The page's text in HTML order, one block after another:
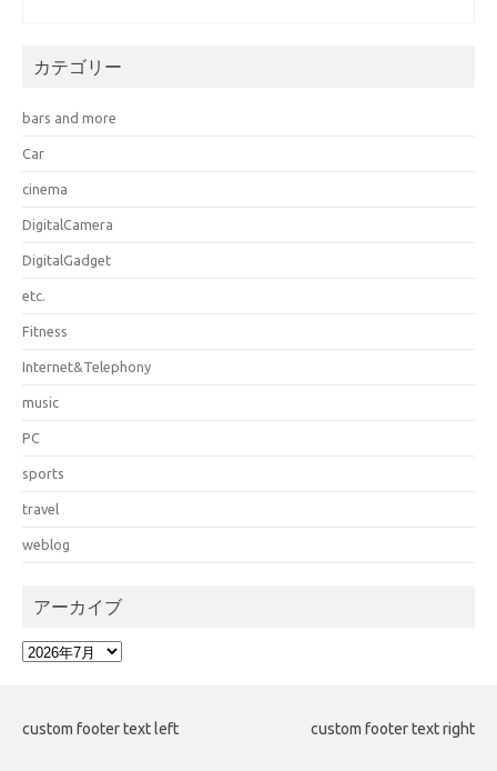
カテゴリー
bars and more
Car
cinema
DigitalCamera
DigitalGadget
etc.
Fitness
Internet&Telephony
music
PC
sports
travel
weblog
アーカイブ
ア
ブ
custom footer text left custom footer text right